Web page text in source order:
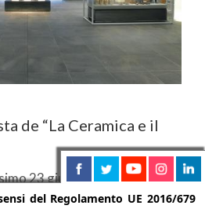
de “La Ceramica e il
23 giugno presso la Casa
la premiazione della ...
del Regolamento UE 2016/679